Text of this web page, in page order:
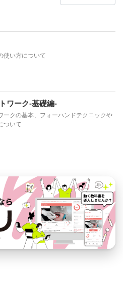
使い方について
ワーク-基礎編-
ークの基本、フォーハンドテクニックや
ついて